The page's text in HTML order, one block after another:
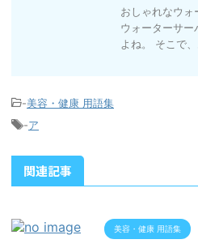
おしゃれなウ
ウォーターサ
よね。 そこで
-美容・健康 用語集
-ア
関連記事
美容・健康 用語集